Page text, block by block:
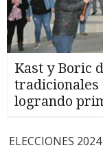
Kast y Boric
tradicionales
logrando
ELECCIONES 2024